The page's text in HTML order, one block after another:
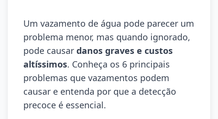
Um vazamento de água pode parecer um
problema menor, mas quando ignorado,
pode causar danos graves e custos
altíssimos. Conheça os 6 principais
problemas que vazamentos podem
causar e entenda por que a detecção
precoce é essencial.